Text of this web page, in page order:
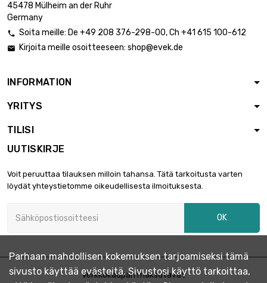
45478 Mülheim an der Ruhr
Germany
 Soita meille: De +49 208 376-298-00, Ch +41 615 100-612
 Kirjoita meille osoitteeseen: shop@evek.de
INFORMATION
YRITYS
TILISI
UUTISKIRJE
Voit peruuttaa tilauksen milloin tahansa. Tätä tarkoitusta varten
löydät yhteystietomme oikeudellisesta ilmoituksesta.
OK
Verkkokaupan maksutavat
Parhaan mahdollisen kokemuksen tarjoamiseksi tämä
sivusto käyttää evästeitä. Sivustosi käyttö tarkoittaa,